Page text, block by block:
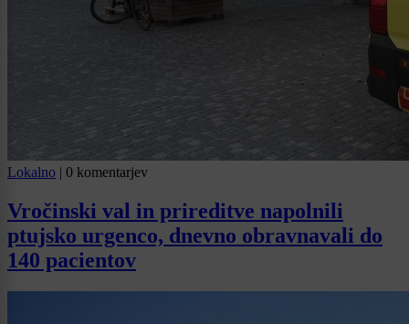
Lokalno | 0 komentarjev
Vročinski val in prireditve napolnili
ptujsko urgenco, dnevno obravnavali do
140 pacientov